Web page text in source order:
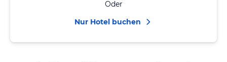
Oder
Nur Hotel buchen